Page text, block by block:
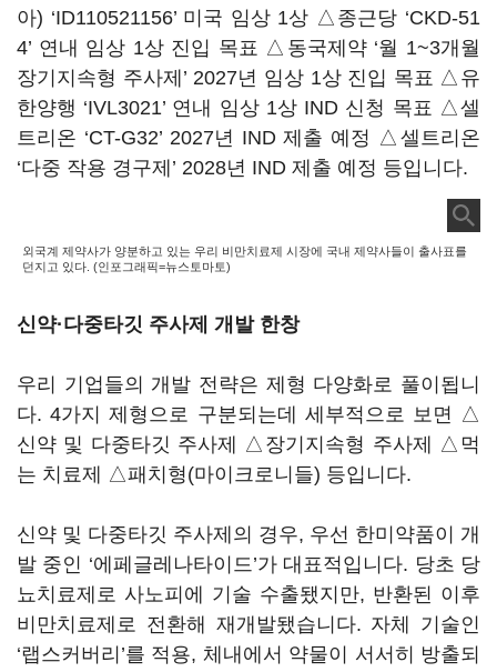
아) ‘ID110521156’ 미국 임상 1상 △종근당 ‘CKD-51
4’ 연내 임상 1상 진입 목표 △동국제약 ‘월 1~3개월
장기지속형 주사제’ 2027년 임상 1상 진입 목표 △유
한양행 ‘IVL3021’ 연내 임상 1상 IND 신청 목표 △셀
트리온 ‘CT-G32’ 2027년 IND 제출 예정 △셀트리온
‘다중 작용 경구제’ 2028년 IND 제출 예정 등입니다.
외국계 제약사가 양분하고 있는 우리 비만치료제 시장에 국내 제약사들이 출사표를
던지고 있다. (인포그래픽=뉴스토마토)
신약·다중타깃 주사제 개발 한창
우리 기업들의 개발 전략은 제형 다양화로 풀이됩니
다. 4가지 제형으로 구분되는데 세부적으로 보면 △
신약 및 다중타깃 주사제 △장기지속형 주사제 △먹
는 치료제 △패치형(마이크로니들) 등입니다.
신약 및 다중타깃 주사제의 경우, 우선 한미약품이 개
발 중인 ‘에페글레나타이드’가 대표적입니다. 당초 당
뇨치료제로 사노피에 기술 수출됐지만, 반환된 이후
비만치료제로 전환해 재개발됐습니다. 자체 기술인
‘랩스커버리’를 적용, 체내에서 약물이 서서히 방출되